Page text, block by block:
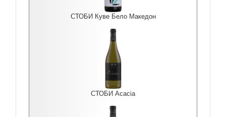
СТОБИ Куве Бело Македон
СТОБИ Acacia